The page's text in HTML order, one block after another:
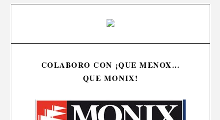
COLABORO CON ¡QUE MENOX…
QUE MONIX!